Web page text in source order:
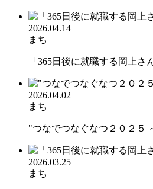
2026.04.14
まち
「365日後に就職する岡上
2026.04.02
まち
"つなでつなぐなつ２０２
2026.03.25
まち